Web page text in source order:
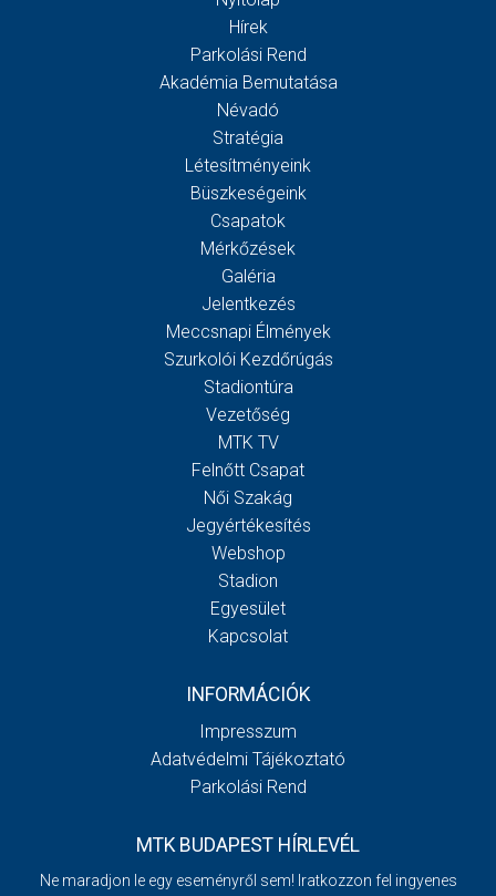
Hírek
Parkolási Rend
Akadémia Bemutatása
Névadó
Stratégia
Létesítményeink
Büszkeségeink
Csapatok
Mérkőzések
Galéria
Jelentkezés
Meccsnapi Élmények
Szurkolói Kezdőrúgás
Stadiontúra
Vezetőség
MTK TV
Felnőtt Csapat
Női Szakág
Jegyértékesítés
Webshop
Stadion
Egyesület
Kapcsolat
INFORMÁCIÓK
Impresszum
Adatvédelmi Tájékoztató
Parkolási Rend
MTK BUDAPEST HÍRLEVÉL
Ne maradjon le egy eseményről sem! Iratkozzon fel ingyenes